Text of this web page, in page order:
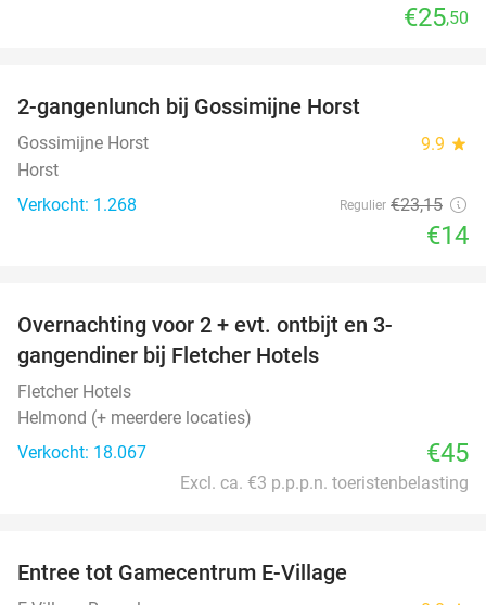
€25,50
2-gangenlunch bij Gossimijne Horst
Gossimijne Horst 9.9 star
Horst
Verkocht: 1.268
Regulier €23,15
€14
Overnachting voor 2 + evt. ontbijt en 3-
gangendiner bij Fletcher Hotels
Fletcher Hotels
Helmond (+ meerdere locaties)
Verkocht: 18.067
€45
Excl. ca. €3 p.p.p.n. toeristenbelasting
Entree tot Gamecentrum E-Village